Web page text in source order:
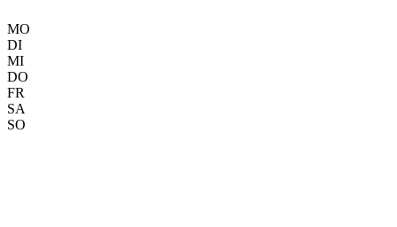
MO
DI
MI
DO
FR
SA
SO